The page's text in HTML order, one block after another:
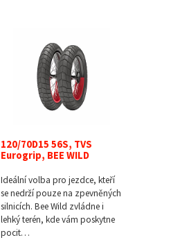
120/70D15 56S, TVS
Eurogrip, BEE WILD
Ideální volba pro jezdce, kteří
se nedrží pouze na zpevněných
silnicích. Bee Wild zvládne i
lehký terén, kde vám poskytne
pocit…